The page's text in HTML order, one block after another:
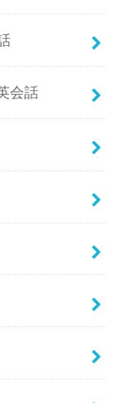
会話